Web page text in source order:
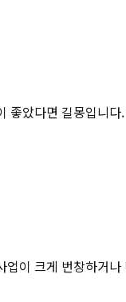
좋았다면 길몽입니
이 크게 번창하거